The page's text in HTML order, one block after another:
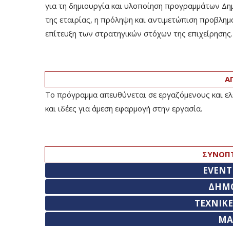
για τη δημιουργία και υλοποίηση προγραμμάτων
της εταιρίας, η πρόληψη και αντιμετώπιση
επίτευξη των στρατηγικών στόχων της επιχείρησης.
Το πρόγραμμα απευθύνεται σε εργαζόμενους και
και ιδέες για άμεση εφαρμογή στην εργασία.